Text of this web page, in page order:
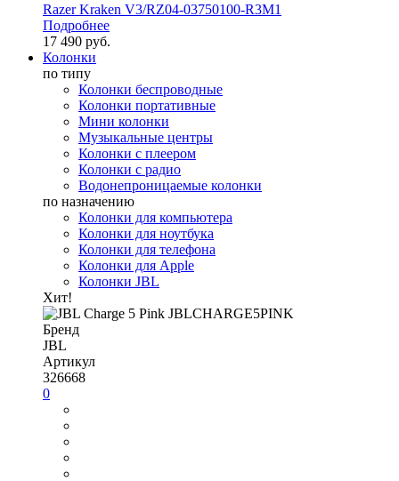
Razer Kraken V3/RZ04-03750100-R3M1
Подробнее
17 490 руб.
Колонки
по типу
Колонки беспроводные
Колонки портативные
Мини колонки
Музыкальные центры
Колонки с плеером
Колонки с радио
Водонепроницаемые колонки
по назначению
Колонки для компьютера
Колонки для ноутбука
Колонки для телефона
Колонки для Apple
Колонки JBL
Хит!
Бренд
JBL
Артикул
326668
0